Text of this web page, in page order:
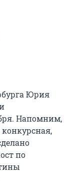
Юрия
Напомним,
по